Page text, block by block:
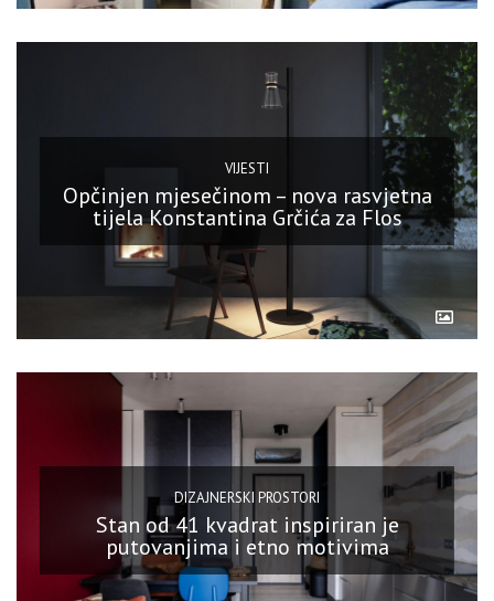
VIJESTI
Opčinjen mjesečinom – nova rasvjetna
tijela Konstantina Grčića za Flos
DIZAJNERSKI PROSTORI
Stan od 41 kvadrat inspiriran je
putovanjima i etno motivima